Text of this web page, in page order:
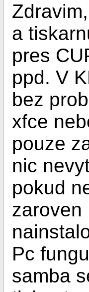
a
pres
ppd. V
bez
xfce
pouze
nic
pokud
zaroven
Pc
samba